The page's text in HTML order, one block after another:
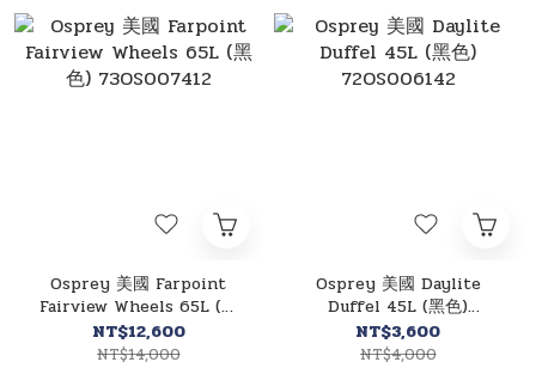
Osprey 美國 Farpoint
Fairview Wheels 65L (黑
色) 73OS007412
NT$12,600
NT$14,000
Osprey 美國 Daylite
Duffel 45L (黑色)
72OS006142
NT$3,600
NT$4,000